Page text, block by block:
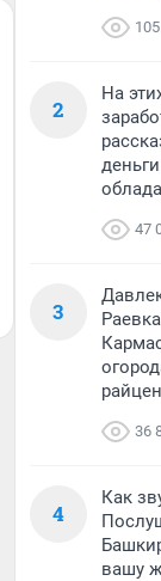
2
На
47
3
36
4
Как
вашу